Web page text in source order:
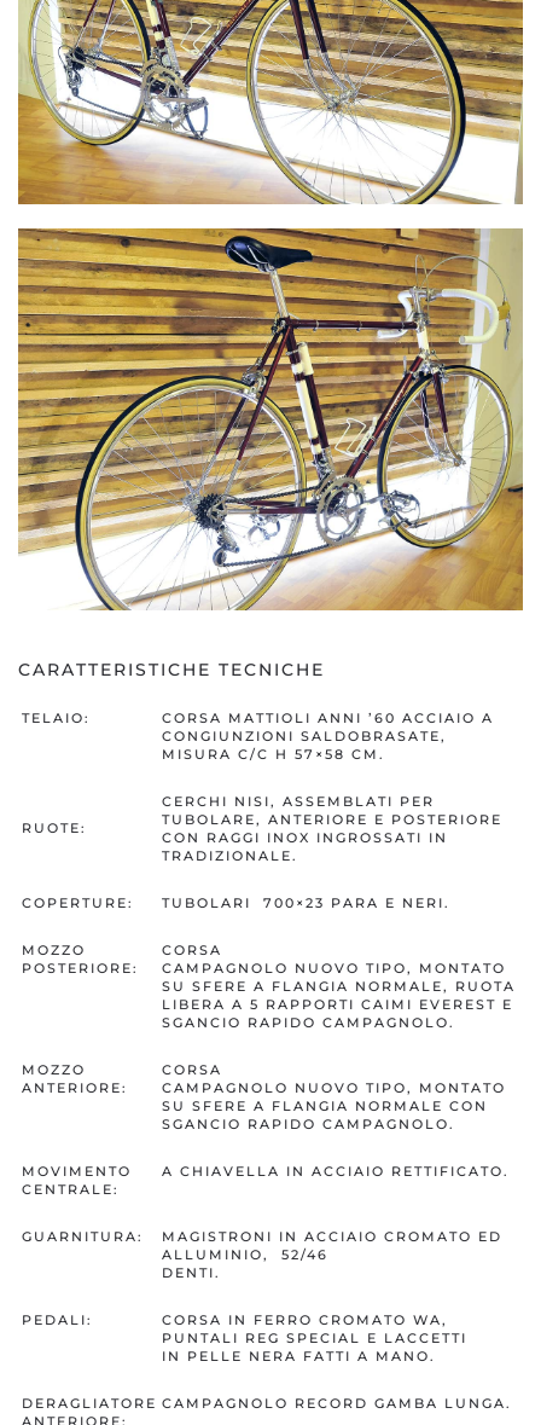
CARATTERISTICHE TECNICHE
TELAIO:
CORSA MATTIOLI ANNI ’60 ACCIAIO A
CONGIUNZIONI SALDOBRASATE,
MISURA C/C H 57×58 CM.
RUOTE:
CERCHI NISI, ASSEMBLATI PER
TUBOLARE, ANTERIORE E POSTERIORE
CON RAGGI INOX INGROSSATI IN
TRADIZIONALE.
COPERTURE: TUBOLARI 700×23 PARA E NERI.
MOZZO
POSTERIORE:
CORSA
CAMPAGNOLO NUOVO TIPO, MONTATO
SU SFERE A FLANGIA NORMALE, RUOTA
LIBERA A 5 RAPPORTI CAIMI EVEREST E
SGANCIO RAPIDO CAMPAGNOLO.
MOZZO
ANTERIORE:
CORSA
CAMPAGNOLO NUOVO TIPO, MONTATO
SU SFERE A FLANGIA NORMALE CON
SGANCIO RAPIDO CAMPAGNOLO.
MOVIMENTO
CENTRALE:
A CHIAVELLA IN ACCIAIO RETTIFICATO.
GUARNITURA:
MAGISTRONI IN ACCIAIO CROMATO ED
ALLUMINIO, 52/46
DENTI.
PEDALI:
CORSA IN FERRO CROMATO WA,
PUNTALI REG SPECIAL E LACCETTI
IN PELLE NERA FATTI A MANO.
DERAGLIATORE
ANTERIORE:
CAMPAGNOLO RECORD GAMBA LUNGA.